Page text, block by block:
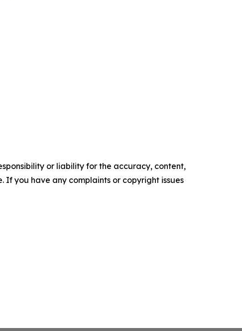
or liability for the accuracy, content,
If you have any complaints or copyright issues